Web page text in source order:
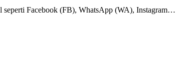
Facebook (FB), WhatsApp (WA), Instagram…